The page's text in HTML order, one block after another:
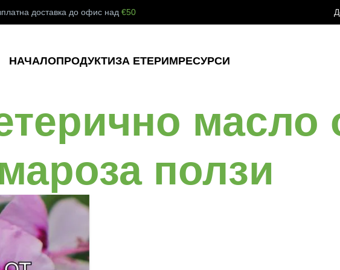
доставка до офис над€50
НАЧАЛОПРОДУКТИЗА ЕТЕРИМРЕСУРСИ
масло
ползи